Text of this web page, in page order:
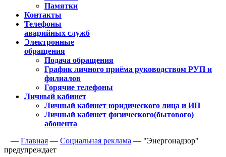
Памятки
Контакты
Телефоны
аварийных служб
Электронные
обращения
Подача обращения
График личного приёма руководством РУП и
филиалов
Горячие телефоны
Личный кабинет
Личный кабинет юридического лица и ИП
Личный кабинет физического(бытового)
абонента
— Главная — Социальная реклама — "Энергонадзор"
предупреждает